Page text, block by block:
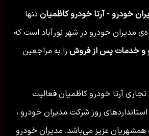
تنها
مدیران خودرو در شهر نورآباد است که
و خدمات پس از فروش را به مراجعین
تجاری آرتا خودرو کاظمیان فعالیت
استانداردهای روز شرکت مدیران خودرو ،
عزیز می‌باشد. مدیران خودرو